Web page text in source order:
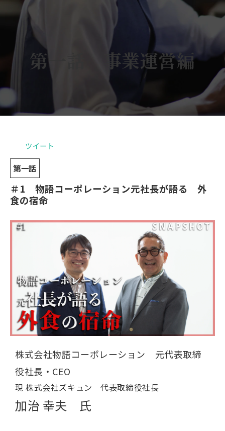
第一話　事業運営編
ツイート
第一話
＃1　物語コーポレーション元社長が語る　外
食の宿命
株式会社物語コーポレーション 元代表取締
役社長・CEO
現 株式会社ズキュン 代表取締役社長
加治 幸夫 氏